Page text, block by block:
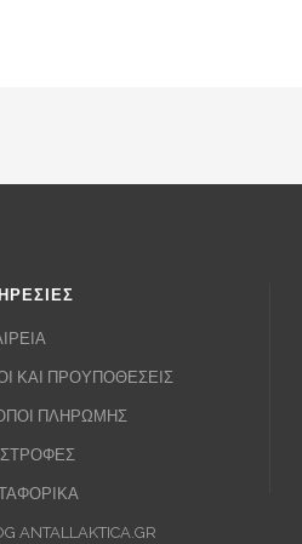
ΚΑΙ ΠΡΟΥΠΟΘΕΣΕΙΣ
ΠΛΗΡΩΜΗΣ
ANTALLAKTICA.GR